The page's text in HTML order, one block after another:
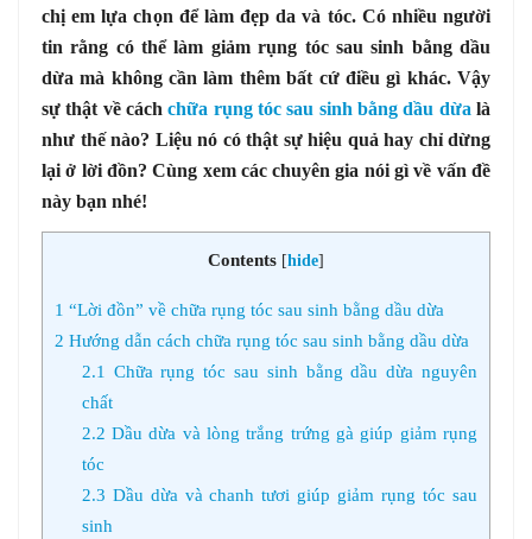
chị em lựa chọn để làm đẹp da và tóc. Có nhiều người
tin rằng có thể làm giảm rụng tóc sau sinh bằng dầu
dừa mà không cần làm thêm bất cứ điều gì khác. Vậy
sự thật về cáchchữa rụng tóc sau sinh bằng dầu dừa là
như thế nào? Liệu nó có thật sự hiệu quả hay chỉ dừng
lại ở lời đồn? Cùng xem các chuyên gia nói gì về vấn đề
này bạn nhé!
Contents [hide]
1 “Lời đồn” về chữa rụng tóc sau sinh bằng dầu dừa
2 Hướng dẫn cách chữa rụng tóc sau sinh bằng dầu dừa
2.1 Chữa rụng tóc sau sinh bằng dầu dừa nguyên
chất
2.2 Dầu dừa và lòng trắng trứng gà giúp giảm rụng
tóc
2.3 Dầu dừa và chanh tươi giúp giảm rụng tóc sau
sinh